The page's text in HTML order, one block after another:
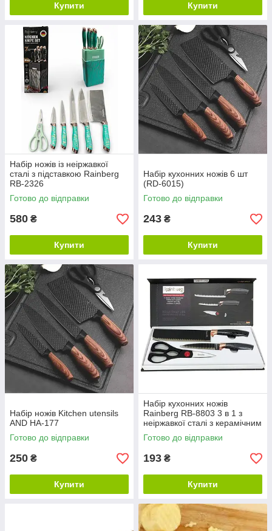
Купити Купити
Набір ножів із неіржавкої
сталі з підставкою Rainberg
RB-2326
Готово до відправки
580 ₴
Купити
Набір кухонних ножів 6 шт
(RD-6015)
Готово до відправки
243 ₴
Купити
Набір ножів Kitchen utensils
AND HA-177
Готово до відправки
250 ₴
Купити
Набір кухонних ножів
Rainberg RB-8803 3 в 1 з
неіржавкої сталі з керамічним
покриттям
Готово до відправки
193 ₴
Купити